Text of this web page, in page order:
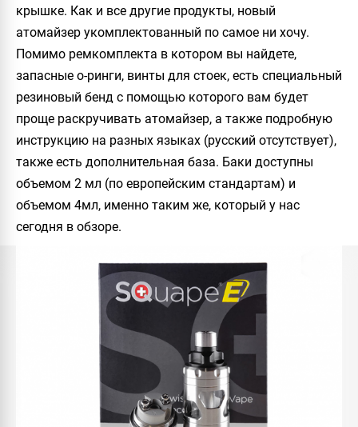
крышке. Как и все другие продукты, новый
атомайзер укомплектованный по самое ни хочу.
Помимо ремкомплекта в котором вы найдете,
запасные о-ринги, винты для стоек, есть специальный
резиновый бенд с помощью которого вам будет
проще раскручивать атомайзер, а также подробную
инструкцию на разных языках (русский отсутствует),
также есть дополнительная база. Баки доступны
объемом 2 мл (по европейским стандартам) и
объемом 4мл, именно таким же, который у нас
сегодня в обзоре.